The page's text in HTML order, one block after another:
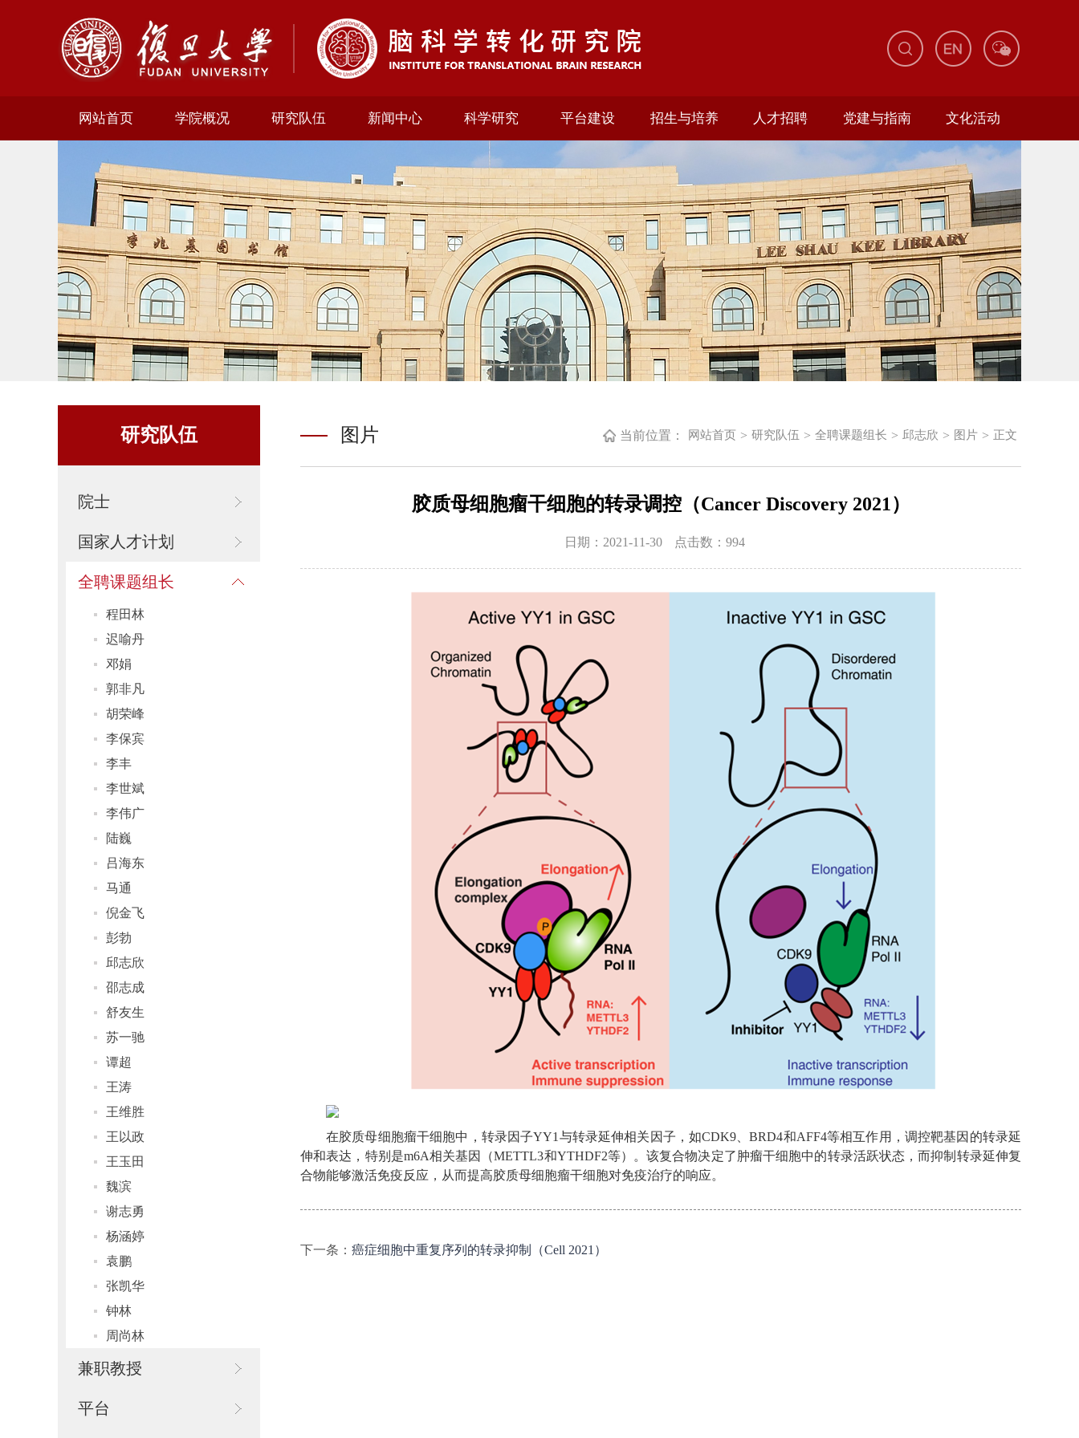
网站首页 学院概况 研究队伍 新闻中心 科学研究 平台建设 招生与培养 人才招聘 党建与指南 文化活动
研究队伍
院士
国家人才计划
全聘课题组长
程田林
迟喻丹
邓娟
郭非凡
胡荣峰
李保宾
李丰
李世斌
李伟广
陆巍
吕海东
马通
倪金飞
彭勃
邱志欣
邵志成
舒友生
苏一驰
谭超
王涛
王维胜
王以政
王玉田
魏滨
谢志勇
杨涵婷
袁鹏
张凯华
钟林
周尚林
兼职教授
平台
图片 当前位置： 网站首页 > 研究队伍 > 全聘课题组长 > 邱志欣 > 图片 > 正文
胶质母细胞瘤干细胞的转录调控（Cancer Discovery 2021）
日期：2021-11-30 点击数： 994
在胶质母细胞瘤干细胞中，转录因子YY1与转录延伸相关因子，如CDK9、BRD4和AFF4等相互作用，调控靶基因的转录延
伸和表达，特别是m6A相关基因（METTL3和YTHDF2等）。该复合物决定了肿瘤干细胞中的转录活跃状态，而抑制转录延伸复
合物能够激活免疫反应，从而提高胶质母细胞瘤干细胞对免疫治疗的响应。
下一条： 癌症细胞中重复序列的转录抑制（Cell 2021）